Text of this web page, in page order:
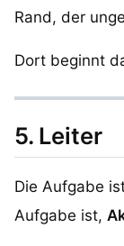
Rand, der
Dort beginnt
5. Leiter
Die Aufgabe
Aufgabe ist,